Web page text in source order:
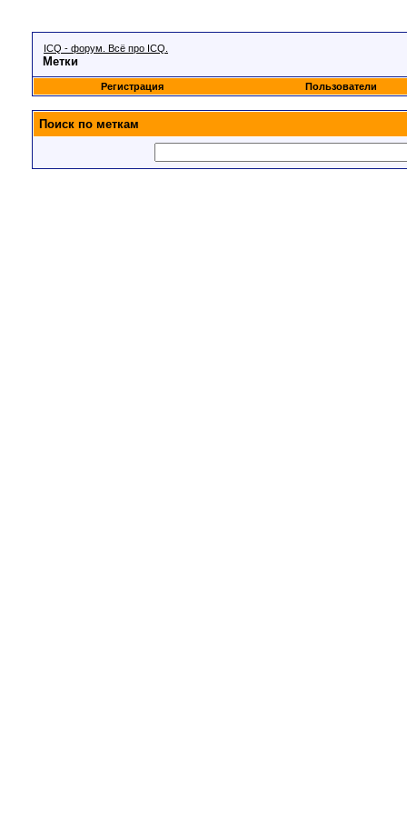
ICQ - форум. Всё про ICQ.
Метки
Регистрация Пользователи
Поиск по меткам